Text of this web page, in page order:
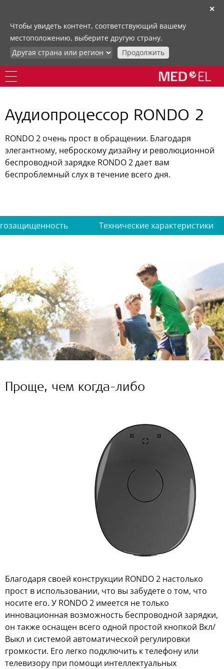
✕
Чтобы увидеть контент, соответствующий вашему
местоположению, выберите другую страну.
Продолжить
Аудиопроцессор RONDO 2
RONDO 2 очень прост в обращении. Благодаря
элегантному, неброскому дизайну и революционной
беспроводной зарядке RONDO 2 дает вам
беспроблемный слух в течение всего дня.
Технические характеристики
Проще, чем когда-либо
Благодаря своей конструкции RONDO 2 настолько
прост в использовании, что вы забудете о том, что
носите его. У RONDO 2 имеется не только
инновационная возможность беспроводной зарядки,
он также оснащен всего одной простой кнопкой Вкл/
Выкл и системой автоматической регулировки
громкости. Его легко подключить к телефону или
телевизору при помощи интеллектуальных